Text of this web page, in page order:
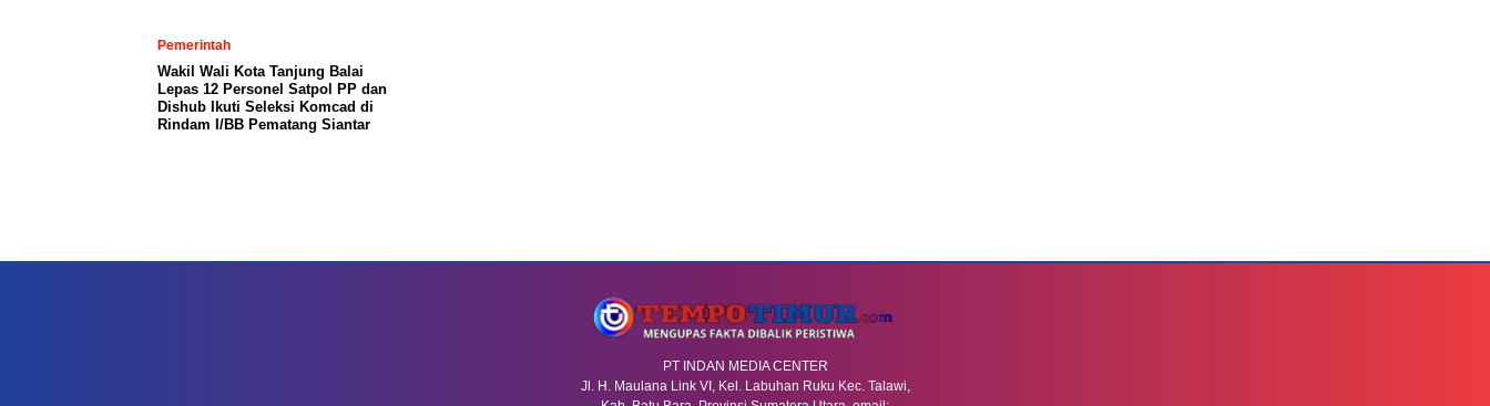
Pemerintah
Wakil Wali Kota Tanjung Balai
Lepas 12 Personel Satpol PP dan
Dishub Ikuti Seleksi Komcad di
Rindam I/BB Pematang Siantar
PT INDAN MEDIA CENTER
Jl. H. Maulana Link VI, Kel. Labuhan Ruku Kec. Talawi,